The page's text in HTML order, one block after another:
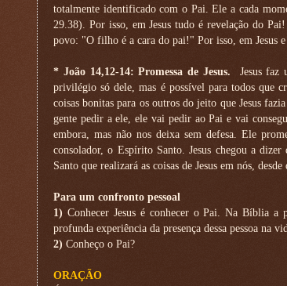
totalmente identificado com o Pai. Ele a cada
29.38). Por isso, em Jesus tudo é revelação do
povo: "O filho é a cara do pai!" Por isso, em Jesus e
* João 14,12-14: Promessa de Jesus.
Jesus faz
privilégio só dele, mas é possível para todos que
coisas bonitas para os outros do jeito que Jesus
gente pedir a ele, ele vai pedir ao Pai e vai
embora, mas não nos deixa sem defesa. Ele
consolador, o Espírito Santo. Jesus chegou a
Santo que realizará as coisas de Jesus em nós,
Para um confronto pessoal
1) Conhecer Jesus é conhecer o Pai. Na Bíblia a
profunda experiência da presença dessa pessoa na
2) Conheço o Pai?
ORAÇÃO